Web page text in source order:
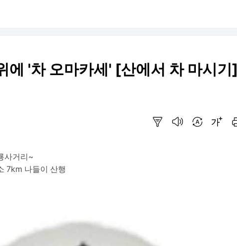
에 '차 오마카세' [산에서 차 마시기]
사거리~
7km 나들이 산행